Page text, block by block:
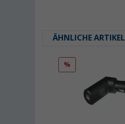
ÄHNLICHE ARTIKEL
%